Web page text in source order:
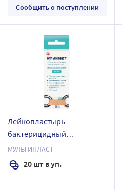
Сообщить о поступлении
Лейкопластырь
бактерицидный
мультипласт сильной
фиксации 20 шт. мин/
телесный
МУЛЬТИПЛАСТ
20 шт в уп.